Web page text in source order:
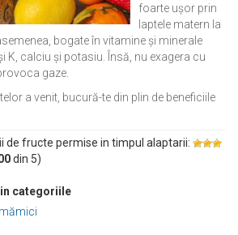
foarte ușor prin
laptele matern la
bogate în vitamine și minerale
K, calciu și potasiu. Însă, nu exagera cu
gaze.
a venit, bucură-te din plin de beneficiile
de fructe permise in timpul alaptarii:
din 5)
categoriile